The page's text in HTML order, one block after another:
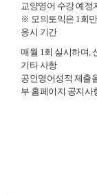
교양영어 수강 예정
※ 모의토익은 1회
응시 기간
매월 1회 실시하며,
기타 사항
공인영어성적 제출
부 홈페이지 공지사